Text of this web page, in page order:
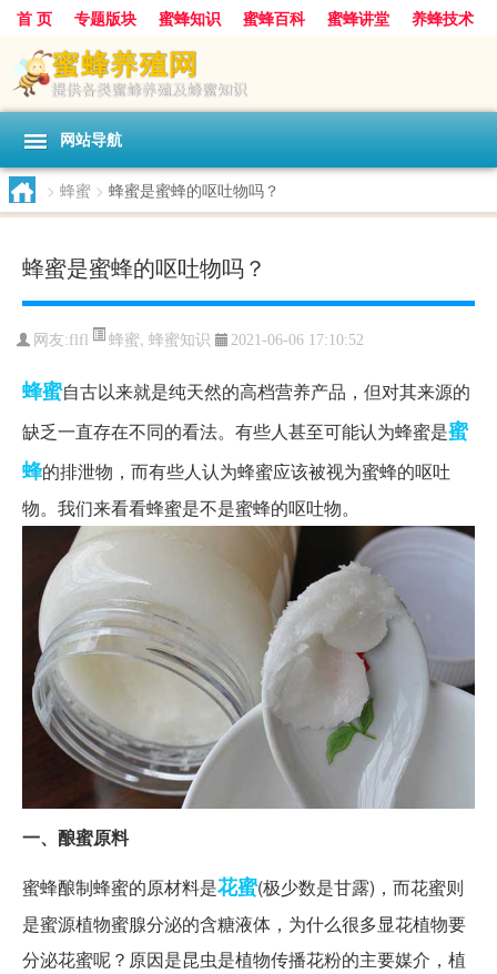
首 页 专题版块 蜜蜂知识 蜜蜂百科 蜜蜂讲堂
养蜂技术
中华蜜蜂
蜂蜜 胡蜂
网站导航
> 蜂蜜 > 蜂蜜是蜜蜂的呕吐物吗？
蜂蜜是蜜蜂的呕吐物吗？
网友:flfl 蜂蜜, 蜂蜜知识 2021-06-06 17:10:52
蜂蜜自古以来就是纯天然的高档营养产品，但对其来源的
缺乏一直存在不同的看法。有些人甚至可能认为蜂蜜是蜜
蜂的排泄物，而有些人认为蜂蜜应该被视为蜜蜂的呕吐
物。我们来看看蜂蜜是不是蜜蜂的呕吐物。
一、酿蜜原料
蜜蜂酿制蜂蜜的原材料是花蜜(极少数是甘露)，而花蜜则
是蜜源植物蜜腺分泌的含糖液体，为什么很多显花植物要
分泌花蜜呢？原因是昆虫是植物传播花粉的主要媒介，植